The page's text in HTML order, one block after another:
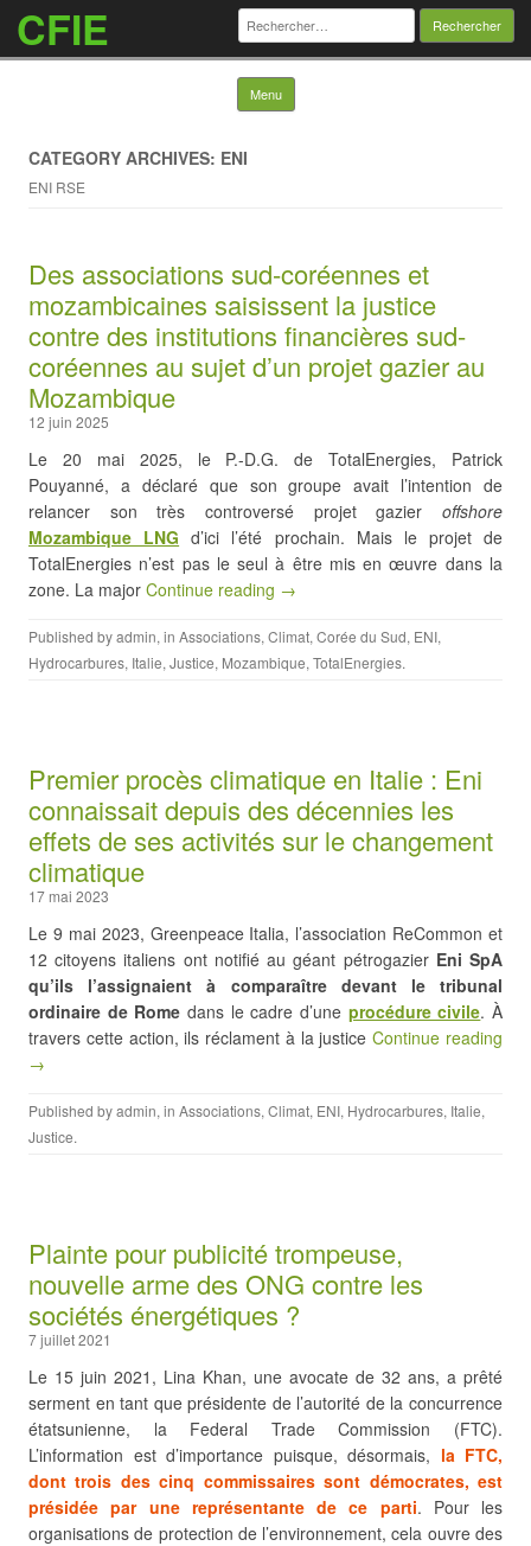
CFIE Rechercher :
Menu Skip to content
CATEGORY ARCHIVES: ENI
ENI RSE
Des associations sud-coréennes et
mozambicaines saisissent la justice
contre des institutions financières sud-
coréennes au sujet d’un projet gazier au
Mozambique
12 juin 2025
Le 20 mai 2025, le P.-D.G. de TotalEnergies, Patrick
Pouyanné, a déclaré que son groupe avait l’intention de
relancer son très controversé projet gazier offshore
Mozambique LNG d’ici l’été prochain. Mais le projet de
TotalEnergies n’est pas le seul à être mis en œuvre dans la
zone. La major Continue reading →
Published byadmin, in Associations, Climat, Corée du Sud, ENI,
Hydrocarbures, Italie, Justice, Mozambique, TotalEnergies.
Premier procès climatique en Italie : Eni
connaissait depuis des décennies les
effets de ses activités sur le changement
climatique
17 mai 2023
Le 9 mai 2023, Greenpeace Italia, l’association ReCommon et
12 citoyens italiens ont notifié au géant pétrogazier Eni SpA
qu’ils l’assignaient à comparaître devant le tribunal
ordinaire de Rome dans le cadre d’une procédure civile. À
travers cette action, ils réclament à la justiceContinue reading
→
Published byadmin, in Associations, Climat, ENI, Hydrocarbures, Italie,
Justice.
Plainte pour publicité trompeuse,
nouvelle arme des ONG contre les
sociétés énergétiques ?
7 juillet 2021
Le 15 juin 2021, Lina Khan, une avocate de 32 ans, a prêté
serment en tant que présidente de l’autorité de la concurrence
étatsunienne, la Federal Trade Commission (FTC).
L’information est d’importance puisque, désormais, la FTC,
dont trois des cinq commissaires sont démocrates, est
présidée par une représentante de ce parti. Pour les
organisations de protection de l’environnement, cela ouvre des